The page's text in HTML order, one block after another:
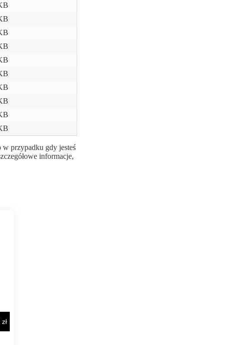
przypadku gdy jesteś
informacje,